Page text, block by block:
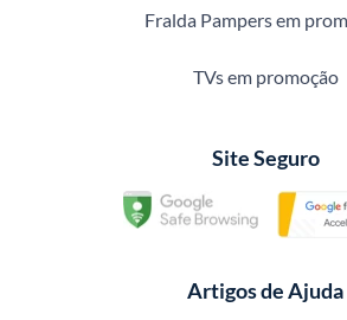
Fralda Pampers em
TVs em promoção
Site Seguro
Artigos de Ajuda